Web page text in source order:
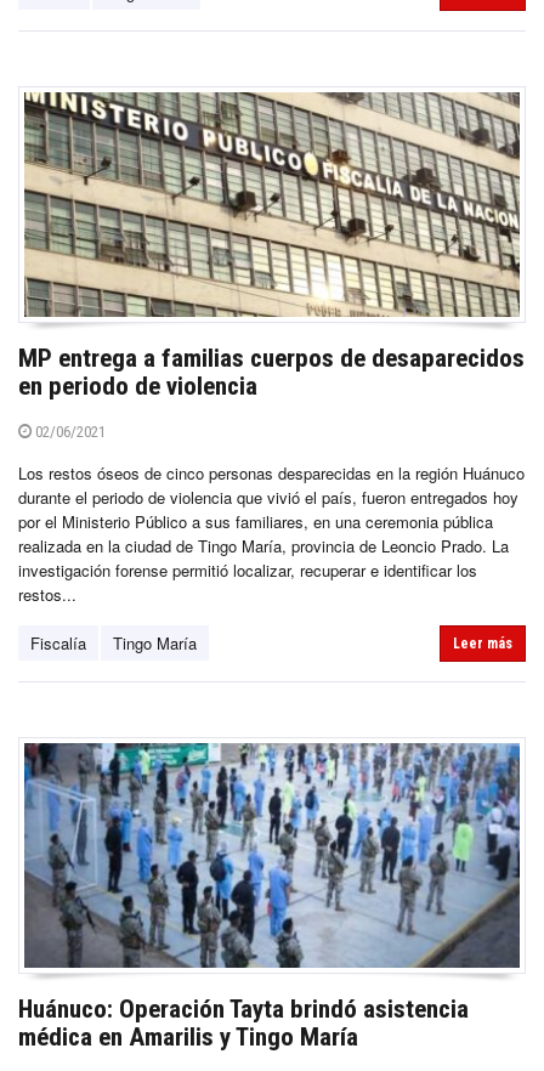
MP entrega a familias cuerpos de desaparecidos
en periodo de violencia
02/06/2021
Los restos óseos de cinco personas desparecidas en la región Huánuco
durante el periodo de violencia que vivió el país, fueron entregados hoy
por el Ministerio Público a sus familiares, en una ceremonia pública
realizada en la ciudad de Tingo María, provincia de Leoncio Prado. La
investigación forense permitió localizar, recuperar e identificar los
restos...
Fiscalía Tingo María Leer más
Huánuco: Operación Tayta brindó asistencia
médica en Amarilis y Tingo María